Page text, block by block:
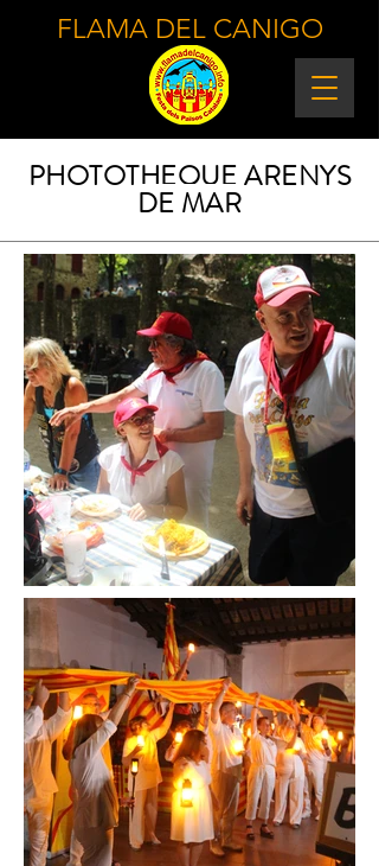
FLAMA DEL CANIGO
PHOTOTHEQUE ARENYS
DE MAR